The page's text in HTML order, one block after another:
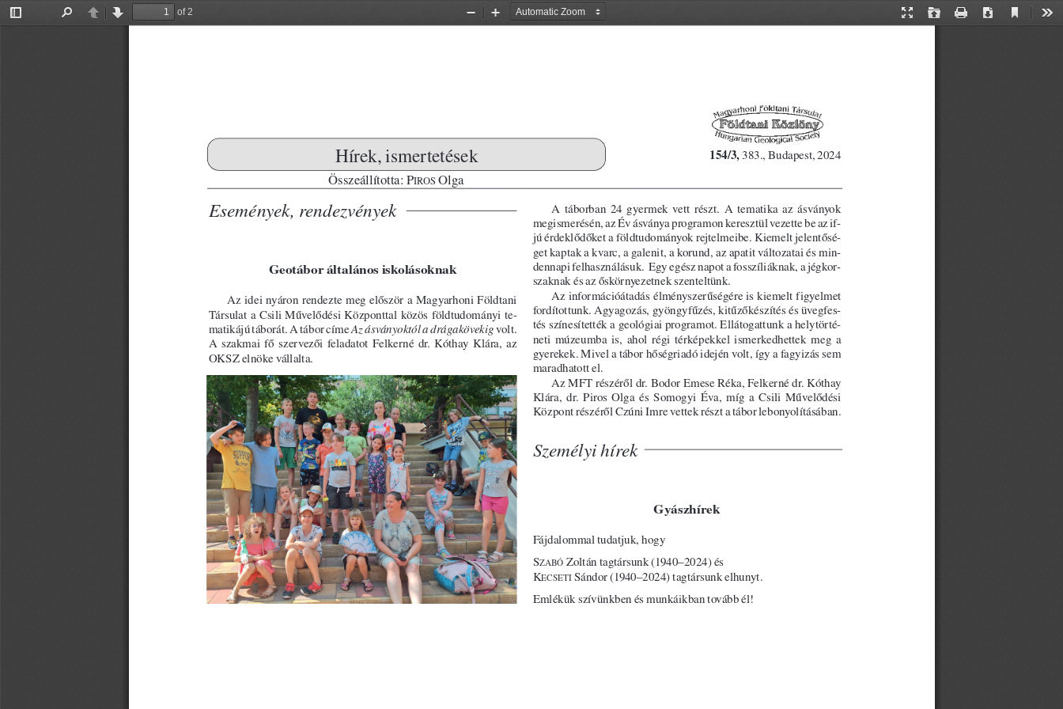
Toggle
PreviousNext
of 2
Presentation
Open Print Download
Current
Zoom
Zoom
Események, rendezvények
Geotábor általános iskolásoknak
Az idei nyáron rendezte meg először a Magyarhoni Földtani
Tár sulat a Csili Művelődési Központtal közös földtudományi te -
ma tikájú táborát. A tábor címe Az ásványoktól a drágakövekig volt.
A  szakmai  fő  szervezői  feladatot  Felkerné  dr.  Kóthay  Klára,  az
OKSZ elnöke vállalta.
A  táborban  24  gyermek  vett  részt.  A  tematika  az  ásványok
meg is merésén, az Év ásványa programon keresztül vezette be az if -
jú érdeklődőket a földtudományok rejtelmeibe. Kiemelt jelentő sé -
get kaptak a kvarc, a galenit, a korund, az apatit változatai és min -
dennapi fel használásuk.  Egy egész napot a fosszíliáknak, a jég kor -
szaknak és az ős környezetnek szenteltünk.
Az információátadás élményszerűségére is kiemelt figyelmet
for dítottunk. Agyagozás, gyöngyfűzés, kitűzőkészítés és üveg fes -
tés szí nesítették a geológiai programot. Ellátogattunk a hely tör té -
ne ti  mú zeumba  is,  ahol  régi  térképekkel  ismerkedhettek  meg  a
gye  re kek. Mivel a tábor hőségriadó idején volt, így a fagyizás sem
ma rad hatott el.
Az MFT részéről dr. Bodor Emese Réka, Felkerné dr. Kóthay
Klára,  dr.  Piros  Olga  és  Somogyi  Éva,  míg  a  Csili  Művelődési
Központ részéről Czúni Imre vettek részt a tábor lebonyolításában.
Személyi hírek
Gyászhírek
Fájdalommal tudatjuk, hogy
SZABÓ Zoltán tagtársunk (1940–2024) és
KECSETI Sándor (1940–2024) tagtársunk elhunyt.
Emlékük szívünkben és munkáikban tovább él!
154/3, 383., Budapest, 2024
Hírek, ismertetések
Összeállította: PIROS Olga